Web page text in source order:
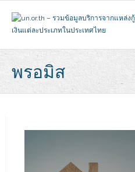
content
พรอมิส